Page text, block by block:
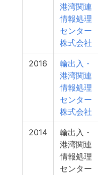
港湾関連
情報処理
センター
株式会社
2016
輸出入・
港湾関連
情報処理
センター
株式会社
2014
輸出入・
港湾関連
情報処理
センター